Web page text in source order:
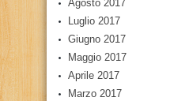
Agosto 2017
Luglio 2017
Giugno 2017
Maggio 2017
Aprile 2017
Marzo 2017